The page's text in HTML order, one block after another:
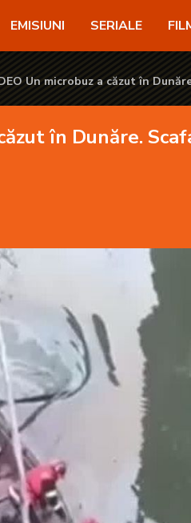
au fost aduși din alt
EMISIUNI SERIALE
Un microbuz a căzut în
în Dunăre.